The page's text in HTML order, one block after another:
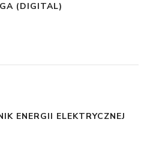
(DIGITAL)
ENERGII ELEKTRYCZNEJ